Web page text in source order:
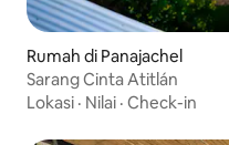
Rumah di Panajachel
Sarang Cinta Atitlán
Lokasi · Nilai · Check-in